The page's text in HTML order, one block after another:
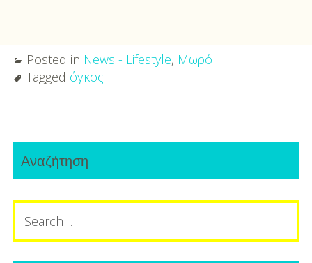
Posted in News - Lifestyle, Μωρό
Tagged όγκος
navigation
Primary
Sidebar
Αναζήτηση
Search
for: